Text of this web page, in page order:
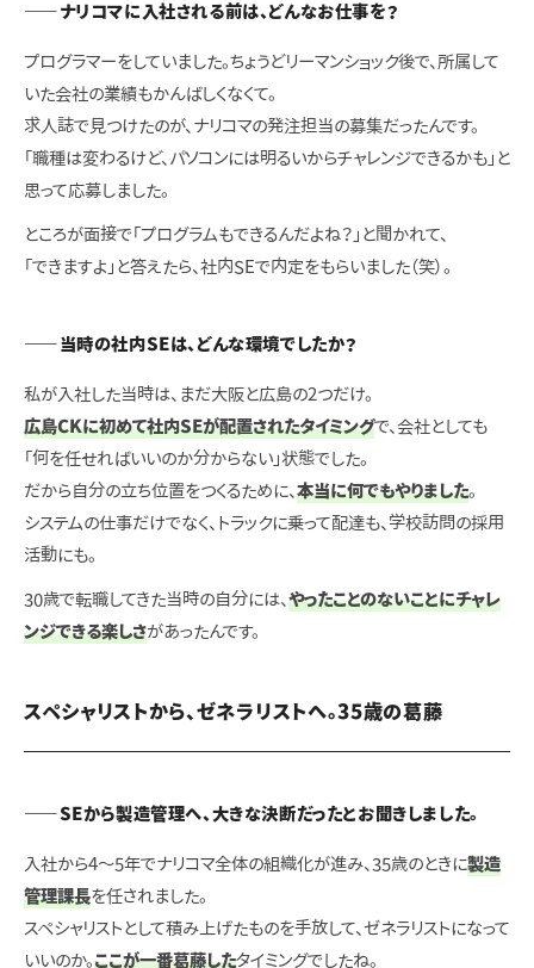
——ナリコマに入社される前は、どんなお仕事を？
プログラマーをしていました。ちょうどリーマンショック後で、所属して
いた会社の業績もかんばしくなくて。
求人誌で見つけたのが、ナリコマの発注担当の募集だったんです。
「職種は変わるけど、パソコンには明るいからチャレンジできるかも」と
思って応募しました。
ところが面接で「プログラムもできるんだよね？」と聞かれて、
「できますよ」と答えたら、社内SEで内定をもらいました（笑）。
——当時の社内SEは、どんな環境でしたか？
私が入社した当時は、まだ大阪と広島の2つだけ。
広島CKに初めて社内SEが配置されたタイミングで、会社としても
「何を任せればいいのか分からない」状態でした。
だから自分の立ち位置をつくるために、 本当に何でもやりました。
システムの仕事だけでなく、トラックに乗って配達も、学校訪問の採用
活動にも。
30歳で転職してきた当時の自分には、 やったことのないことにチャレ
ンジできる楽しさがあったんです。
スペシャリストから、ゼネラリストへ。35歳の葛藤
——SEから製造管理へ、大きな決断だったとお聞きしました。
入社から4〜5年でナリコマ全体の組織化が進み、35歳のときに製造
管理課長を任されました。
スペシャリストとして積み上げたものを手放して、ゼネラリストになって
いいのか。ここが一番葛藤したタイミングでしたね。